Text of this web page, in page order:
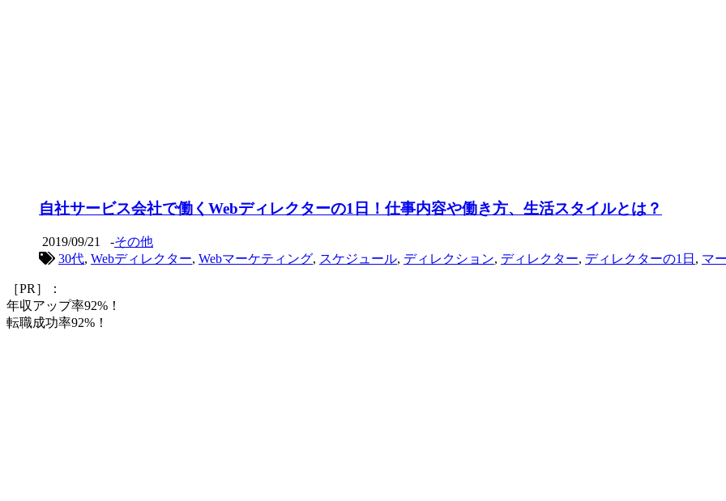
自社サービス会社で働くWebディレクターの1日！仕事内容や働き方、生活スタイルとは？
2019/09/21 -その他
30代, Webディレクター, Webマーケティング, スケジュール, ディレクション, ディレクター, ディレクターの1日 , マ
［PR］：
年収アップ率92%！
転職成功率92%！